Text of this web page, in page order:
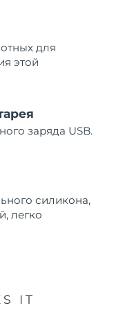
для
этой
заряда USB.
силикона,
легко
IT